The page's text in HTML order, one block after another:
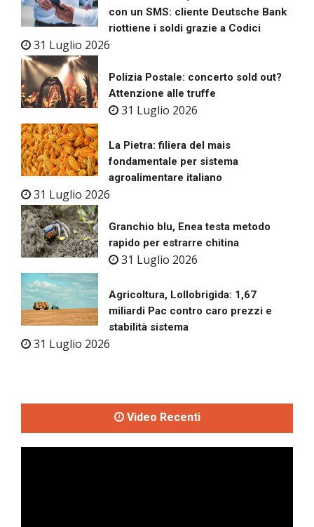
con un SMS: cliente Deutsche Bank
riottiene i soldi grazie a Codici
31 Luglio 2026
Polizia Postale: concerto sold out?
Attenzione alle truffe
31 Luglio 2026
La Pietra: filiera del mais
fondamentale per sistema
agroalimentare italiano
31 Luglio 2026
Granchio blu, Enea testa metodo
rapido per estrarre chitina
31 Luglio 2026
Agricoltura, Lollobrigida: 1,67
miliardi Pac contro caro prezzi e
stabilità sistema
31 Luglio 2026
Video Recenti